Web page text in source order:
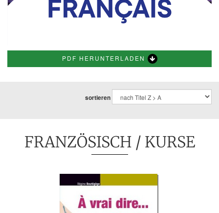
PDF HERUNTERLADEN
sortieren
FRANZÖSISCH / KURSE